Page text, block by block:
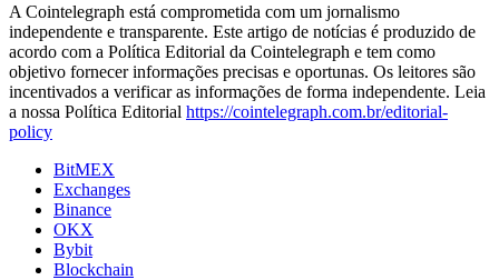
A Cointelegraph está comprometida com um jornalismo
independente e transparente. Este artigo de notícias é produzido de
acordo com a Política Editorial da Cointelegraph e tem como
objetivo fornecer informações precisas e oportunas. Os leitores são
incentivados a verificar as informações de forma independente. Leia
a nossa Política Editorial https://cointelegraph.com.br/editorial-
policy
BitMEX
Exchanges
Binance
OKX
Bybit
Blockchain